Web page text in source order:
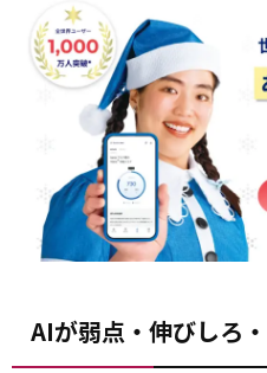
AIが弱点・伸びしろ